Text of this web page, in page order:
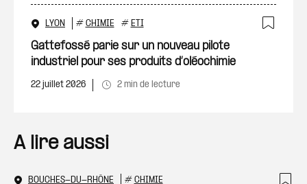
LYON # CHIMIE # ETI
Gattefossé parie sur un nouveau pilote
industriel pour ses produits d’oléochimie
22 juillet 2026 2 min de lecture
A lire aussi
BOUCHES-DU-RHÔNE # CHIMIE